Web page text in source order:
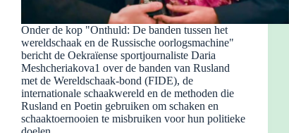
Onder de kop "Onthuld: De banden tussen het
wereldschaak en de Russische oorlogsmachine"
bericht de Oekraïense sportjournaliste Daria
Meshcheriakova1 over de banden van Rusland
met de Wereldschaak-bond (FIDE), de
internationale schaakwereld en de methoden die
Rusland en Poetin gebruiken om schaken en
schaaktoernooien te misbruiken voor hun politieke